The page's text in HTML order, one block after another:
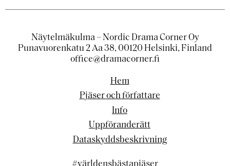
Näytelmäkulma – Nordic Drama Corner Oy
Punavuorenkatu 2 Aa 38, 00120 Helsinki, Finland
office@dramacorner.fi
Hem
Pjäser och författare
Info
Uppföranderätt
Dataskyddsbeskrivning